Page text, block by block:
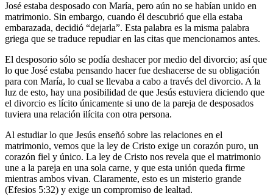
José estaba desposado con María, pero aún no se habían unido en
matrimonio. Sin embargo, cuando él descubrió que ella estaba
embarazada, decidió “dejarla”. Esta palabra es la misma palabra
griega que se traduce repudiar en las citas que mencionamos antes.
El desposorio sólo se podía deshacer por medio del divorcio; así que
lo que José estaba pensando hacer fue deshacerse de su obligación
para con María, lo cual se llevaba a cabo a través del divorcio. A la
luz de esto, hay una posibilidad de que Jesús estuviera diciendo que
el divorcio es lícito únicamente si uno de la pareja de desposados
tuviera una relación ilícita con otra persona.
Al estudiar lo que Jesús enseñó sobre las relaciones en el
matrimonio, vemos que la ley de Cristo exige un corazón puro, un
corazón fiel y único. La ley de Cristo nos revela que el matrimonio
une a la pareja en una sola carne, y que esta unión queda firme
mientras ambos vivan. Claramente, esto es un misterio grande
(Efesios 5:32) y exige un compromiso de lealtad.